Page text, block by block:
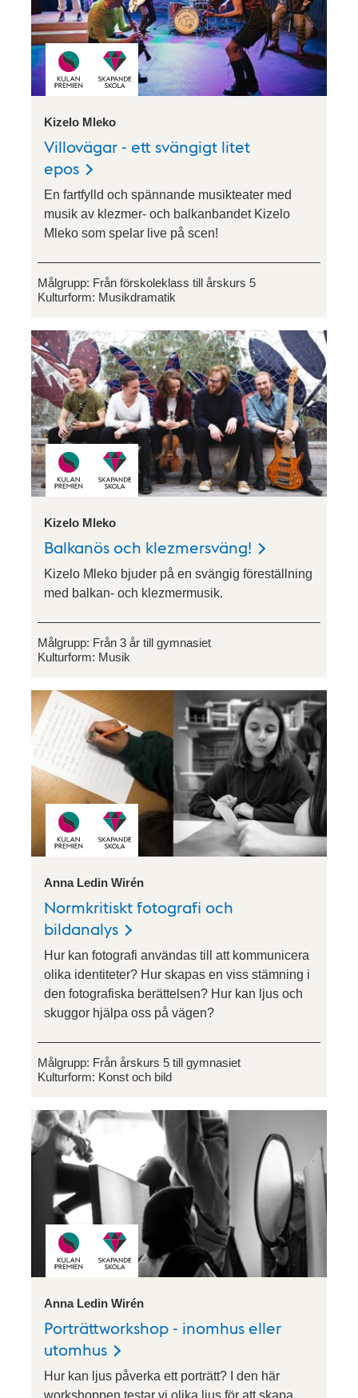
Kizelo Mleko
Villovägar - ett svängigt litet
epos
En fartfylld och spännande musikteater med
musik av klezmer- och balkanbandet Kizelo
Mleko som spelar live på scen!
Målgrupp: Från förskoleklass till årskurs 5
Kulturform: Musikdramatik
Kizelo Mleko
Balkanös och klezmersväng!
Kizelo Mleko bjuder på en svängig föreställning
med balkan- och klezmermusik.
Målgrupp: Från 3 år till gymnasiet
Kulturform: Musik
Anna Ledin Wirén
Normkritiskt fotografi och
bildanalys
Hur kan fotografi användas till att kommunicera
olika identiteter? Hur skapas en viss stämning i
den fotografiska berättelsen? Hur kan ljus och
skuggor hjälpa oss på vägen?
Målgrupp: Från årskurs 5 till gymnasiet
Kulturform: Konst och bild
Anna Ledin Wirén
Porträttworkshop - inomhus eller
utomhus
Hur kan ljus påverka ett porträtt? I den här
workshoppen testar vi olika ljus för att skapa